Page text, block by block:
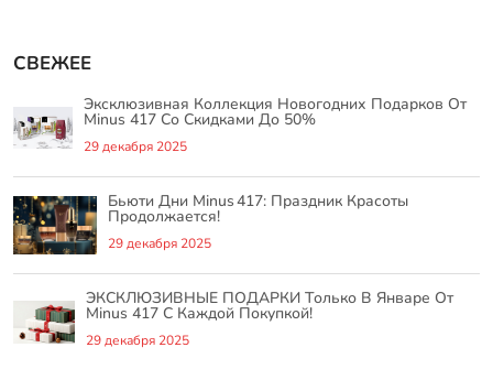
СВЕЖЕЕ
Эксклюзивная Коллекция Новогодних Подарков От
Minus 417 Со Скидками До 50%
29 декабря 2025
Бьюти Дни Minus 417: Праздник Красоты
Продолжается!
29 декабря 2025
ЭКСКЛЮЗИВНЫЕ ПОДАРКИ Только В Январе От
Minus 417 С Каждой Покупкой!
29 декабря 2025